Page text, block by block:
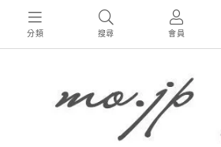
分類 搜尋 會員